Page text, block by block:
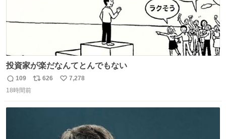
投資家が楽だなんてとんでもない
返
信
109
リ
626
い
7,278
18時間前